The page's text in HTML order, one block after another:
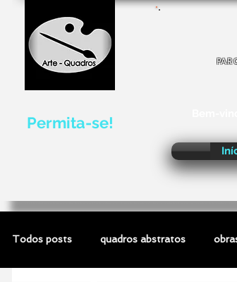
Permita-se!
Todos posts quadros abstratos